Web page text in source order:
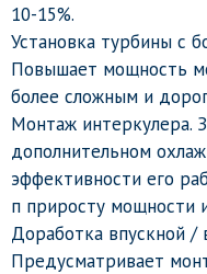
10-15%.
Установка турбины с
Повышает мощность
более сложным и
Монтаж интеркулера.
дополнительном
эффективности его
п приросту мощности
Доработка впускной /
Предусматривает